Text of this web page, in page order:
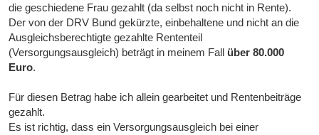
die geschiedene Frau gezahlt (da selbst noch nicht in Rente).
Der von der DRV Bund gekürzte, einbehaltene und nicht an die
Ausgleichsberechtigte gezahlte Rententeil
(Versorgungsausgleich) beträgt in meinem Fall über 80.000
Euro.
Für diesen Betrag habe ich allein gearbeitet und Rentenbeiträge
gezahlt.
Es ist richtig, dass ein Versorgungsausgleich bei einer